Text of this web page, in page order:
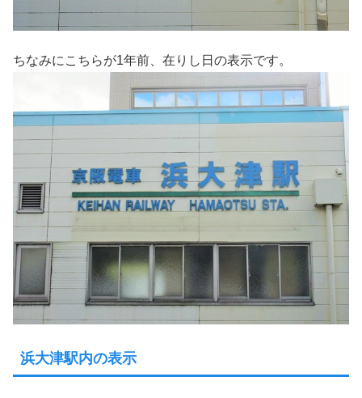
ちなみにこちらが1年前、在りし日の表示です。
浜大津駅内の表示